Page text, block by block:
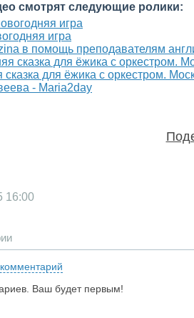
смотрят следующие ролики:
игра
в помощь преподавателям
сказка для ёжика с оркестром.
- Maria2day
16:00
Ваш будет первым!